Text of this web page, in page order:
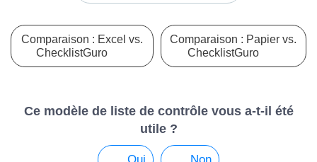
Comparaison : Excel vs.
ChecklistGuro
Comparaison : Papier vs.
ChecklistGuro
Ce modèle de liste de contrôle vous a-t-il été
utile ?